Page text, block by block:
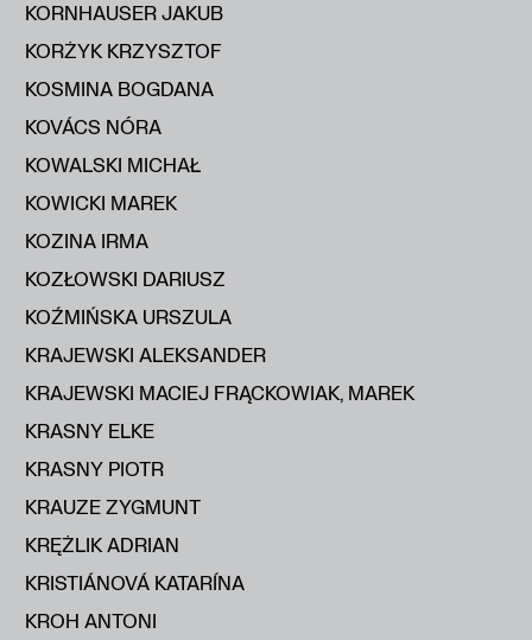
KORNHAUSER JAKUB
KORŻYK KRZYSZTOF
KOSMINA BOGDANA
KOVÁCS NÓRA
KOWALSKI MICHAŁ
KOWICKI MAREK
KOZINA IRMA
KOZŁOWSKI DARIUSZ
KOŹMIŃSKA URSZULA
KRAJEWSKI ALEKSANDER
KRAJEWSKI MACIEJ FRĄCKOWIAK, MAREK
KRASNY ELKE
KRASNY PIOTR
KRAUZE ZYGMUNT
KRĘŻLIK ADRIAN
KRISTIÁNOVÁ KATARÍNA
KROH ANTONI